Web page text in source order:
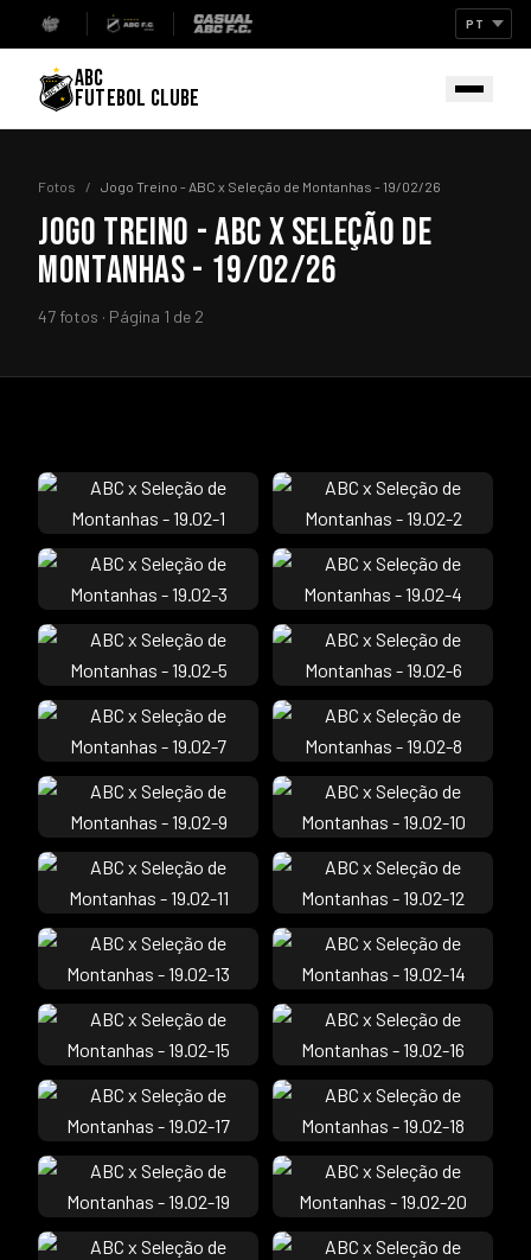
ABC
FUTEBOL CLUBE
Fotos / Jogo Treino - ABC x Seleção de Montanhas - 19/02/26
JOGO TREINO - ABC X SELEÇÃO DE
MONTANHAS - 19/02/26
47 fotos · Página 1 de 2